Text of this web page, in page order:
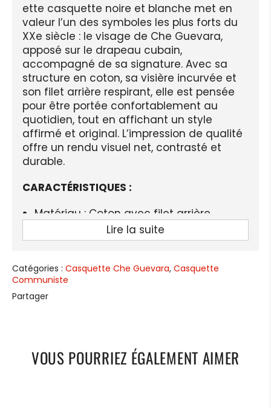
ette casquette noire et blanche met en
valeur l’un des symboles les plus forts du
XXe siècle : le visage de Che Guevara,
apposé sur le drapeau cubain,
accompagné de sa signature. Avec sa
structure en coton, sa visière incurvée et
son filet arrière respirant, elle est pensée
pour être portée confortablement au
quotidien, tout en affichant un style
affirmé et original. L’impression de qualité
offre un rendu visuel net, contrasté et
durable.
CARACTÉRISTIQUES :
Matériau : Coton avec filet arrière
Style : Décontracté, mixte
Visuel : Che Guevara + drapeau cubain
+ signature
même par temps chaud
Lire la suite
Catégories : Casquette Che Guevara, Casquette
Communiste
Partager
VOUS POURRIEZ ÉGALEMENT AIMER